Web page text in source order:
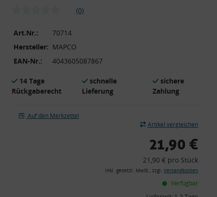
(0)
Art.Nr.:
70714
Hersteller: MAPCO
EAN-Nr.:
4043605087867
14 Tage
Rückgaberecht
schnelle
Lieferung
sichere
Zahlung
Auf den Merkzettel
Artikel vergleichen
21,90 €
21,90 € pro Stück
inkl. gesetzl. MwSt., zzgl. Versandkosten
Verfügbar